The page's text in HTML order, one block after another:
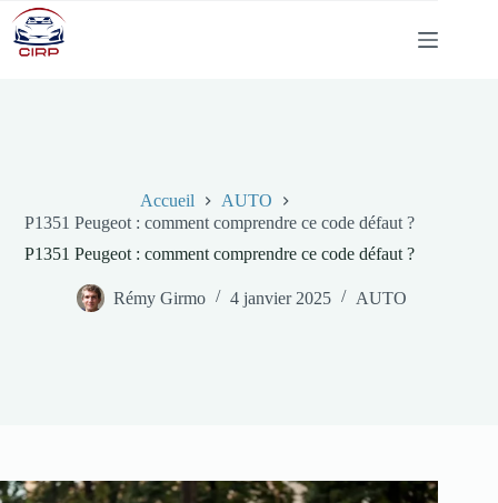
Passer
au
contenu
Accueil
AUTO
P1351 Peugeot : comment comprendre ce code défaut ?
P1351 Peugeot : comment comprendre ce code défaut ?
Rémy Girmo 4 janvier 2025 AUTO